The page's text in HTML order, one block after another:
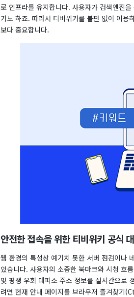
로 인프라를 유지합니다. 사용자가 검색엔진
기도 하죠. 따라서 티비위키를 불편 없이 이용
보다 중요합니다.
안전한 접속을 위한 티비위키 공식
웹 환경의 특성상 예기치 못한 서버 점검이나
있습니다. 사용자의 소중한 북마크와 시청 흐
및 평생 우회 대피소 주소 정보를 실시간으로
려면 현재 안내 페이지를 브라우저 즐겨찾기